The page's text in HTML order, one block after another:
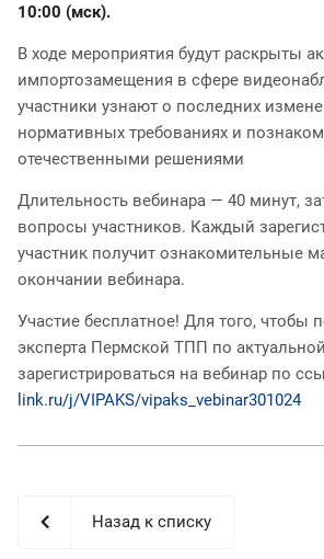
10:00 (мск).
В ходе мероприятия будут раскрыты
импортозамещения в сфере
участники узнают о последних
нормативных требованиях и
отечественными решениями
Длительность вебинара — 40 минут,
вопросы участников. Каждый
участник получит ознакомительные
окончании вебинара.
Участие бесплатное! Для того, чтобы
эксперта Пермской ТПП по
зарегистрироваться на вебинар по
link.ru/j/VIPAKS/vipaks_vebinar301024
Назад к списку